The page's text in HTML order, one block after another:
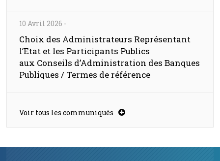
10 Avril 2026 -
Choix des Administrateurs Représentant
l’Etat et les Participants Publics
aux Conseils d’Administration des Banques
Publiques / Termes de référence
Voir tous les communiqués